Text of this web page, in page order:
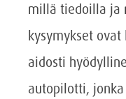
millä tiedoilla ja
kysymykset ovat
aidosti
autopilotti,